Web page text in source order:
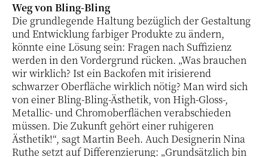
Weg von Bling-Bling
Die grundlegende Haltung bezüglich der Gestaltung
und Entwicklung farbiger Produkte zu ändern,
könnte eine Lösung sein: Fragen nach Suffizienz
werden in den Vordergrund rücken. „Was brauchen
wir wirklich? Ist ein Backofen mit irisierend
schwarzer Oberfläche wirklich nötig? Man wird sich
von einer Bling-Bling-Ästhetik, von High-Gloss-,
Metallic- und Chromoberflächen verabschieden
müssen. Die Zukunft gehört einer ruhigeren
Ästhetik!“, sagt Martin Beeh. Auch Designerin Nina
Ruthe setzt auf Differenzierung: „Grundsätzlich bin